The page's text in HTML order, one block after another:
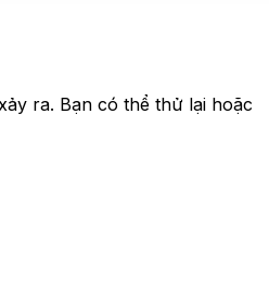
ra. Bạn có thể thử lại hoặc